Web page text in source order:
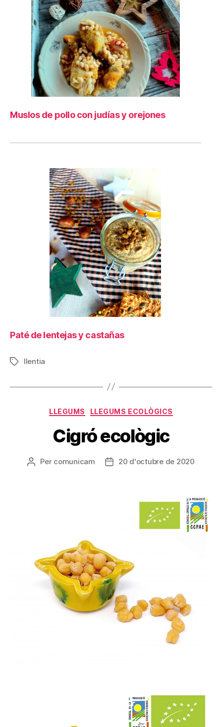
Muslos de pollo con judías y orejones
Paté de lentejas y castañas
Etiquetes
llentia
Categories
LLEGUMS LLEGUMS ECOLÒGICS
Cigró ecològic
Autor
Per comunicam
Data20 d'octubre de 2020